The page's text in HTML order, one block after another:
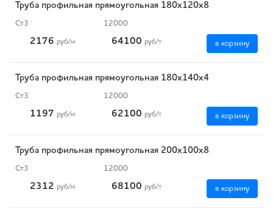
Труба профильная прямоугольная 180х120х8
Ст3 12000
2176 руб/м 64100 руб/т в корзину
Труба профильная прямоугольная 180х140х4
Ст3 12000
1197 руб/м 62100 руб/т в корзину
Труба профильная прямоугольная 200х100х8
Ст3 12000
2312 руб/м 68100 руб/т в корзину